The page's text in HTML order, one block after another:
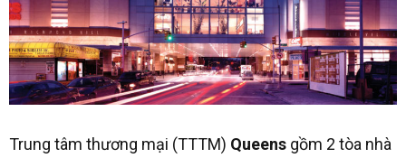
Trung tâm thương mại (TTTM) Queens gồm 2 tòa nhà